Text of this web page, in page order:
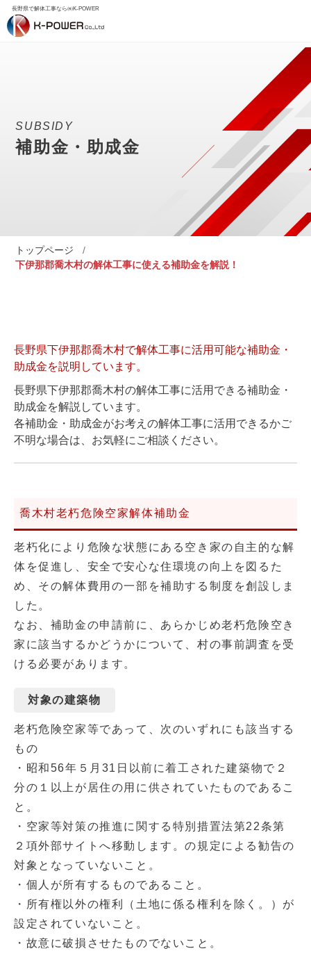
長野県で解体工事なら㈱K-POWER
SUBSIDY
補助金・助成金
トップページ
下伊那郡喬木村の解体工事に使える補助金を解説！
長野県下伊那郡喬木村で解体工事に活用可能な補助金・
助成金を説明しています。
長野県下伊那郡喬木村の解体工事に活用できる補助金・
助成金を解説しています。
各補助金・助成金がお考えの解体工事に活用できるかご
不明な場合は、お気軽にご相談ください。
喬木村老朽危険空家解体補助金
老朽化により危険な状態にある空き家の自主的な解
体を促進し、安全で安心な住環境の向上を図るた
め、その解体費用の一部を補助する制度を創設しま
した。
なお、補助金の申請前に、あらかじめ老朽危険空き
家に該当するかどうかについて、村の事前調査を受
ける必要があります。
対象の建築物
老朽危険空家等であって、次のいずれにも該当する
もの
・昭和56年５月31日以前に着工された建築物で２
分の１以上が居住の用に供されていたものであるこ
と。
・空家等対策の推進に関する特別措置法第22条第
２項外部サイトへ移動します。の規定による勧告の
対象となっていないこと。
・個人が所有するものであること。
・所有権以外の権利（土地に係る権利を除く。）が
設定されていないこと。
・故意に破損させたものでないこと。